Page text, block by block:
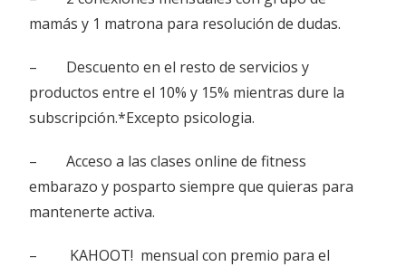
mamás y 1 matrona para resolución de dudas.
– Descuento en el resto de servicios y
productos entre el 10% y 15% mientras dure la
subscripción.*Excepto psicologia.
– Acceso a las clases online de fitness
embarazo y posparto siempre que quieras para
mantenerte activa.
– KAHOOT! mensual con premio para el